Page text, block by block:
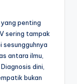
penting
sering tampak
antara ilmu,
dini,
bukan